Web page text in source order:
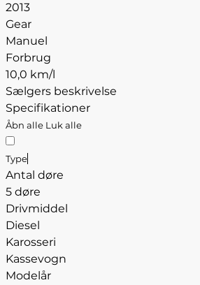
2013
Gear
Manuel
Forbrug
10,0 km/l
Sælgers beskrivelse
Specifikationer
Åbn alle Luk alle
Type
Antal døre
5 døre
Drivmiddel
Diesel
Karosseri
Kassevogn
Modelår